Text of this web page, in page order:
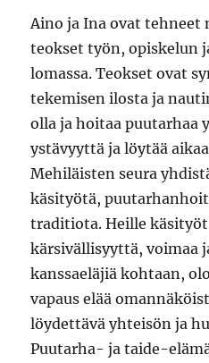
Aino ja Ina ovat tehneet
teokset työn, opiskelun
lomassa. Teokset ovat
tekemisen ilosta ja
olla ja hoitaa puutarhaa
ystävyyttä ja löytää
Mehiläisten seura
käsityötä,
traditiota. Heille
kärsivällisyyttä, voimaa
kanssaeläjiä kohtaan,
vapaus elää
löydettävä yhteisön ja
Puutarha- ja taide-